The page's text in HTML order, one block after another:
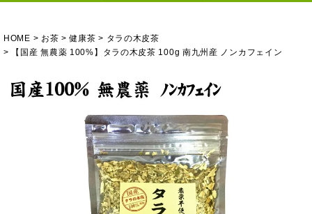
HOME お茶 健康茶
タラの木皮茶
【国産 無農薬 100%】タラの木皮茶 100g 南九州産 ノンカフェイン